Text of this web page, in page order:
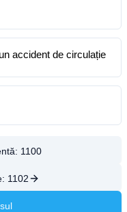
accident de circulație
1100
1102